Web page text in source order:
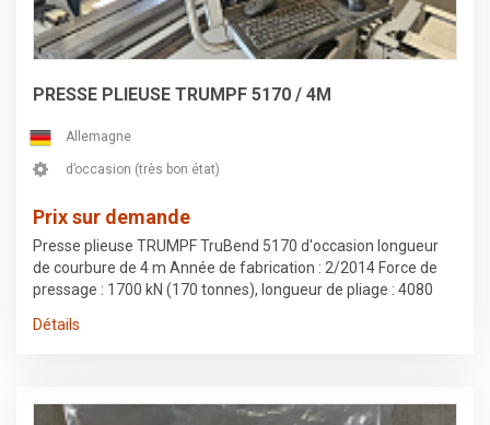
PRESSE PLIEUSE TRUMPF 5170 / 4M
Allemagne
d’occasion (très bon état)
Prix sur demande
Presse plieuse TRUMPF TruBend 5170 d'occasion longueur
de courbure de 4 m Année de fabrication : 2/2014 Force de
pressage : 1700 kN (170 tonnes), longueur de pliage : 4080
de fonctionnement hydraulique : 25 t h. Contrôleur : TASC
hydraulique inférieur de l'outil Axe I BendGuard Dernière
Détails